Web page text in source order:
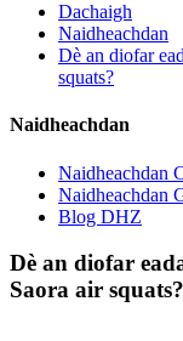
Dachaigh
Naidheachdan
Dè an diofar
squats?
Naidheachdan
Naidheachdan
Naidheachdan
Blog DHZ
Dè an diofar
Saora air squats?